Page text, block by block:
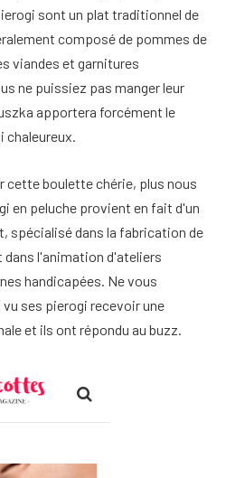
sont un plat traditionnel de
composé de pommes de
viandes et garnitures
ne puissiez pas manger leur
apportera forcément le
chaleureux.
cette boulette chérie, plus nous
en peluche provient en fait d'un
spécialisé dans la fabrication de
dans l'animation d'ateliers
handicapées. Ne vous
ses pierogi recevoir une
et ils ont répondu au buzz.